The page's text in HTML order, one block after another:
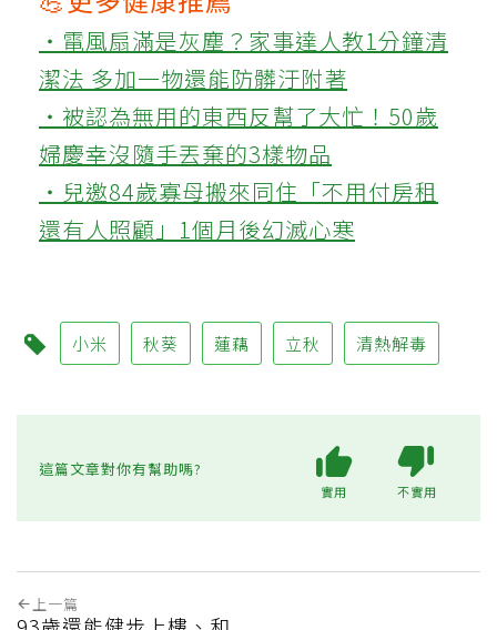
‧電風扇滿是灰塵？家事達人教1分鐘清
潔法 多加一物還能防髒汙附著
‧被認為無用的東西反幫了大忙！50歲
婦慶幸沒隨手丟棄的3樣物品
‧兒邀84歲寡母搬來同住「不用付房租
還有人照顧」1個月後幻滅心寒
小米 秋葵 蓮藕 立秋 清熱解毒
這篇文章對你有幫助嗎?
實用 不實用
上一篇